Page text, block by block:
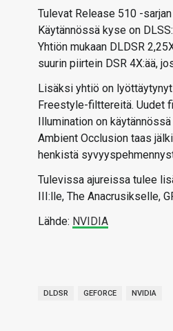
Tulevat Release 510 -
Käytännössä kyse on
Yhtiön mukaan DLDSR
suurin piirtein DSR 4X:ää,
Lisäksi yhtiö on
Freestyle-filttereitä. Uudet
Illumination on
Ambient Occlusion taas
henkistä
Tulevissa ajureissa tulee
III:lle, The Anacrusikselle,
Lähde: NVIDIA
DLDSR GEFORCE NVIDIA